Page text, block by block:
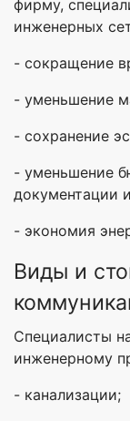
фирму,
инженерных
- сокращение
- уменьшение
- сохранение
- уменьшение
документации
- экономия
Виды и
Специалисты
инженерному
- канализации;